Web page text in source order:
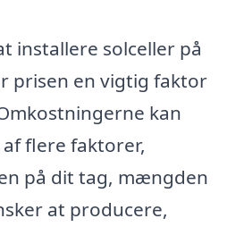
installere solceller på
prisen en vigtig faktor
kan
flere faktorer,
på dit tag, mængden
at producere,